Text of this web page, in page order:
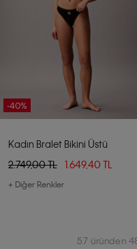
-40%
Kadın Bralet Bikini Üstü
2.749,00 TL
1.649,40 TL
+ Diğer Renkler
57 üründen